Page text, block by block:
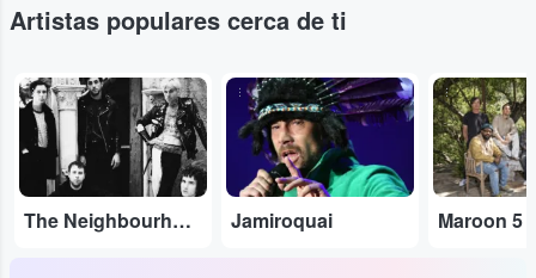
Artistas populares cerca de ti
...
The Neighbourhood
...
Jamiroquai
...
Maroon 5